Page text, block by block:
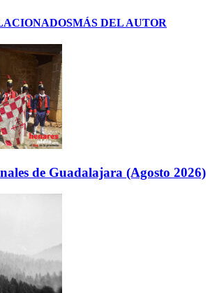
MÁS DEL AUTOR
de Guadalajara (Agosto 2026)